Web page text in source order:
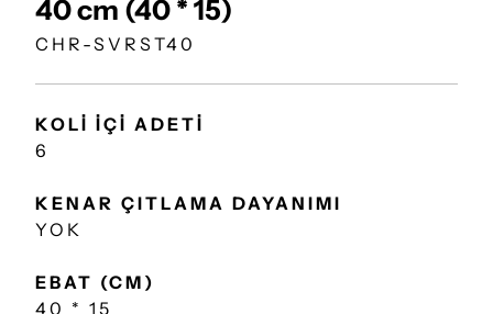
40 cm (40 * 15)
CHR-SVRST40
KOLİ İÇİ ADETİ
6
KENAR ÇITLAMA DAYANIMI
YOK
EBAT (CM)
40 * 15